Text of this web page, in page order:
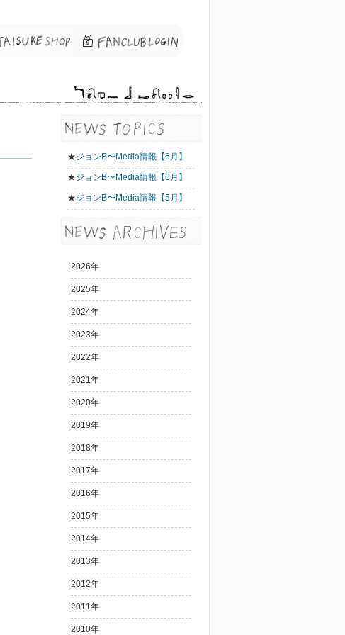
★ジョンB〜Media情報【6月】
★ジョンB〜Media情報【6月】
★ジョンB〜Media情報【5月】
2026年
2025年
2024年
2023年
2022年
2021年
2020年
2019年
2018年
2017年
2016年
2015年
2014年
2013年
2012年
2011年
2010年